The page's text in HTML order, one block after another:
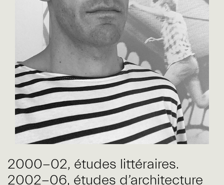
2000-02, études littéraires.
2002-06, études d’architecture